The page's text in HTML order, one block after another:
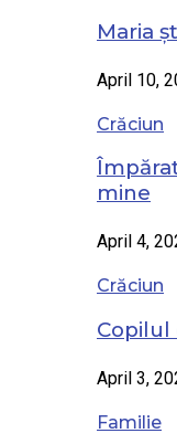
Maria
April 10,
Crăciun
mine
April 4,
Crăciun
Copilul
April 3,
Familie